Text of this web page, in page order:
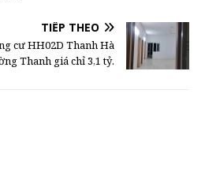
TIẾP THEO
cư HH02D Thanh Hà
Thanh giá chỉ 3,1 tỷ.